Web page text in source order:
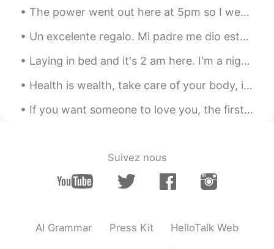
Nunca he hecho un viaje en bicicleta
pero seguro que será una experiencia
increíble.
Jessicat 2021.08.20 20:09
ES
Hoy he ido a recoger mi nuev
bicicleta.
Hoy he ido a recoger mi nuev
a
Es un gravel bike especialmente para
The power went out here at 5pm so I went to bed about 8:30pm but only slept a few hours until the...
Un excelente regalo. Mi padre me dio esto para Navidad. Son placas de identificación de mi abuelo...
Laying in bed and it's 2 am here. I'm a night owl, I do my best work during these hours! Anyone e...
Health is wealth, take care of your body, it is yours, pay attention to what you consume, and I’m...
If you want someone to love you, the first and most important thing you should do is love yoursel...
Suivez nous
AI Grammar Press Kit HelloTalk Web